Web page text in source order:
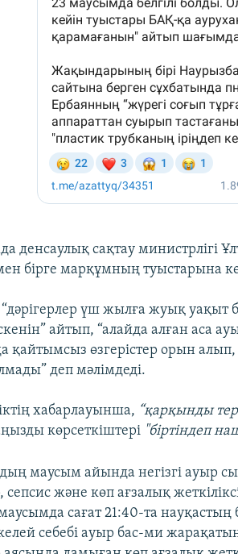
денсаулық сақтау министрлігі
бірге марқұмның туыстарына
үш жылға жуық уақыт
айтып, “алайда алған аса
қайтымсыз өзгерістер орын алып,
деп мәлімдеді.
хабарлауынша, “қарқынды
көрсеткіштері "біртіндеп
маусым айында негізгі ауыр
сепсис және көп ағзалық
сағат 21:40-та науқастың
себебі ауыр бас-ми